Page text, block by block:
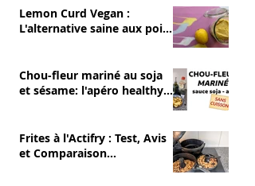
Lemon Curd Vegan :
L'alternative saine aux pois
Chou-fleur mariné au soja
et sésame: l'apéro healthy
Frites à l'Actifry : Test, Avis
et Comparaison